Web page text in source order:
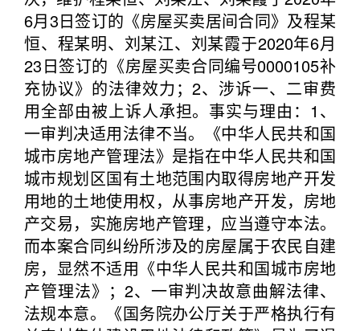
6月3日签订的《房屋买卖居间合同》及程某
恒、程某明、刘某江、刘某霞于2020年6月
23日签订的《房屋买卖合同编号0000105补
充协议》的法律效力；2、涉诉一、二审费
用全部由被上诉人承担。事实与理由：1、
一审判决适用法律不当。《中华人民共和国
城市房地产管理法》是指在中华人民共和国
城市规划区国有土地范围内取得房地产开发
用地的土地使用权，从事房地产开发，房地
产交易，实施房地产管理，应当遵守本法。
而本案合同纠纷所涉及的房屋属于农民自建
房，显然不适用《中华人民共和国城市房地
产管理法》；2、一审判决故意曲解法律、
法规本意。《国务院办公厅关于严格执行有